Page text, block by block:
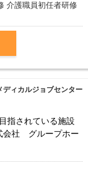
介護職員初任者研修
ディカルジョブセンター
指されている施設
会社 グループホー